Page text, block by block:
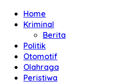
Home
Kriminal
Berita
Politik
Otomotif
Olahraga
Peristiwa